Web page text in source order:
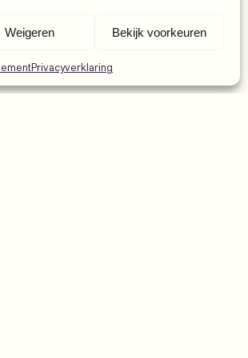
Weigeren Bekijk voorkeuren
Privacyverklaring